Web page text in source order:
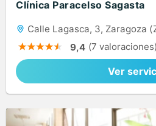
Clínica Paracelso Sagasta
Calle Lagasca, 3, Zaragoza
9,4 (7 valoraciones)
Ver